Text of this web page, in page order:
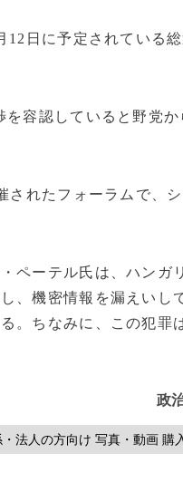
12日に予定されている
容認していると野党か
されたフォーラムで、
ペーテル氏は、ハンガ
、機密情報を漏えいし
。ちなみに、この犯罪
政
・法人の方向け 写真・動画 購